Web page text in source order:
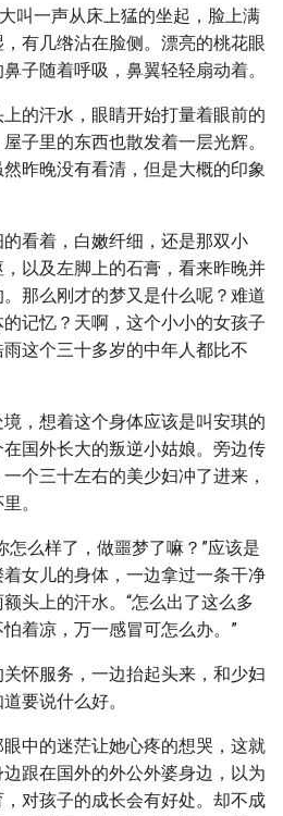
叫一声从床上猛的坐起，脸上满
有几绺沾在脸侧。漂亮的桃花眼
子随着呼吸，鼻翼轻轻扇动着。
的汗水，眼睛开始打量着眼前的
子里的东西也散发着一层光辉。
昨晚没有看清，但是大概的印象
看着，白嫩纤细，还是那双小
以及左脚上的石膏，看来昨晚并
那么刚才的梦又是什么呢？难道
记忆？天啊，这个小小的女孩子
这个三十多岁的中年人都比不
，想着这个身体应该是叫安琪的
国外长大的叛逆小姑娘。旁边传
个三十左右的美少妇冲了进来，
。
怎么样了，做噩梦了嘛？”应该是
女儿的身体，一边拿过一条干净
头上的汗水。“怎么出了这么多
着凉，万一感冒可怎么办。”
怀服务，一边抬起头来，和少妇
要说什么好。
中的迷茫让她心疼的想哭，这就
跟在国外的外公外婆身边，以为
对孩子的成长会有好处。却不成